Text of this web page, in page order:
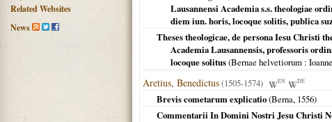
Related Websites
News
Lausannensi Academia s.s. theologiae
diem iun. horis, locoque solitis, publica
Theses theologicae, de persona Iesu Christi
Academia Lausannensis, professoris
locoque solitus(Bernae helvetiorum :
Aretius, Benedictus(1505-1574) EN DE
Brevis cometarum explicatio(Berna, 1556)
Commentarii In Domini Nostri Jesu Christi